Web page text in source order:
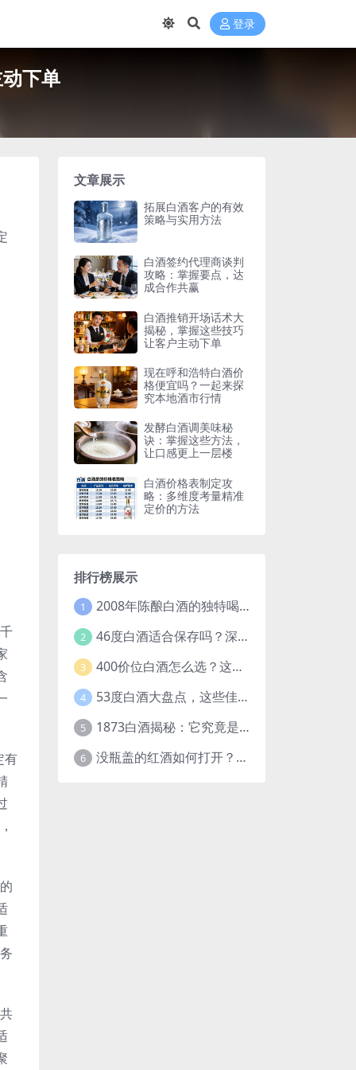
登录
下单
有
文章展示
拓展白酒客户的有效
策略与实用方法
白酒签约代理商谈判
攻略：掌握要点，达
成合作共赢
白酒推销开场话术大
揭秘，掌握这些技巧
让客户主动下单
现在呼和浩特白酒价
格便宜吗？一起来探
究本地酒市行情
发酵白酒调美味秘
诀：掌握这些方法，
让口感更上一层楼
白酒价格表制定攻
略：多维度考量精准
定价的方法
排行榜展示
1 2008年陈酿白酒的独特喝法，开启别样饮酒体验
2 46度白酒适合保存吗？深度解析白酒保存的关键因素
3 400价位白酒怎么选？这些要点和推荐让你不再纠结
4 53度白酒大盘点，这些佳酿你都知道吗？
5 1873白酒揭秘：它究竟是什么样的酒？
6 没瓶盖的红酒如何打开？这些实用方法快收藏！